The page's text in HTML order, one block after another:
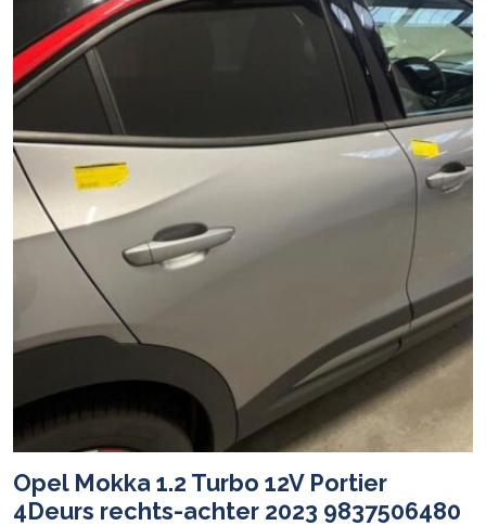
Opel Mokka 1.2 Turbo 12V Portier
4Deurs rechts-achter 2023 9837506480